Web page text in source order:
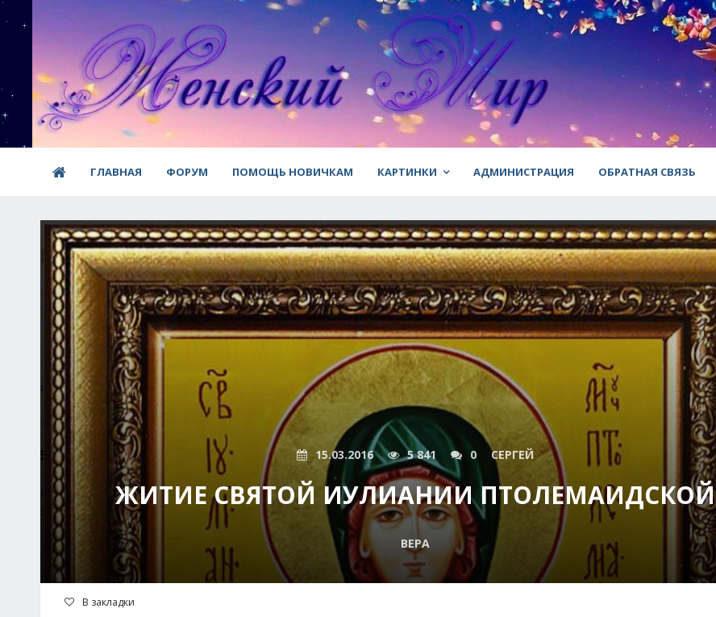
ГЛАВНАЯ ФОРУМ ПОМОЩЬ НОВИЧКАМ КАРТИНКИ АДМИНИСТРАЦИЯ ОБРАТНАЯ СВЯЗЬ
15.03.2016 5 841 0 СЕРГЕЙ
ЖИТИЕ СВЯТОЙ ИУЛИАНИИ ПТОЛЕМАИДСКОЙ
ВЕРА
В закладки